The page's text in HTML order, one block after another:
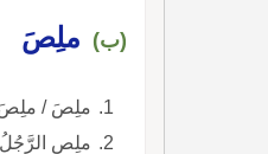
(ب) ملِصَ
ملِصَ / ملِصَ
ملِص الرَّجُلُ